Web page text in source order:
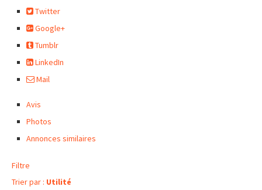
Twitter
Google+
Tumblr
LinkedIn
Mail
Avis
Photos
Annonces similaires
Filtre
Trier par : Utilité